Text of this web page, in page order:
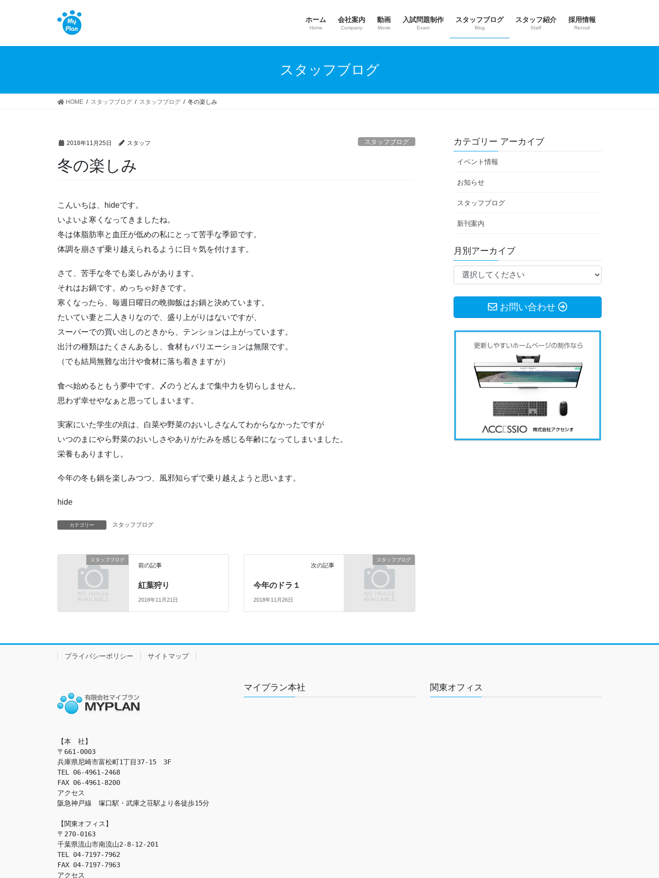
ホーム
Home
会社案内
Company
動画
Movie
入試問題制作
Exam
スタッフブログ
Blog
スタッフ紹介
Staff
採用情報
Recruit
スタッフブログ
HOME スタッフブログ スタッフブログ 冬の楽しみ
2018年11月25日 スタッフ スタッフブログ
冬の楽しみ
こんいちは、hideです。
いよいよ寒くなってきましたね。
冬は体脂肪率と血圧が低めの私にとって苦手な季節です。
体調を崩さず乗り越えられるように日々気を付けます。
さて、苦手な冬でも楽しみがあります。
それはお鍋です。めっちゃ好きです。
寒くなったら、毎週日曜日の晩御飯はお鍋と決めています。
たいてい妻と二人きりなので、盛り上がりはないですが、
スーパーでの買い出しのときから、テンションは上がっています。
出汁の種類はたくさんあるし、食材もバリエーションは無限です。
（でも結局無難な出汁や食材に落ち着きますが）
食べ始めるともう夢中です。〆のうどんまで集中力を切らしません。
思わず幸せやなぁと思ってしまいます。
実家にいた学生の頃は、白菜や野菜のおいしさなんてわからなかったですが
いつのまにやら野菜のおいしさやありがたみを感じる年齢になってしまいました。
栄養もありますし。
今年の冬も鍋を楽しみつつ、風邪知らずで乗り越えようと思います。
hide
カテゴリー スタッフブログ
スタッフブログ
前の記事
紅葉狩り
2018年11月21日
スタッフブログ
次の記事
今年のドラ１
2018年11月26日
カテゴリー アーカイブ
イベント情報
お知らせ
スタッフブログ
新刊案内
月別アーカイブ
お問い合わせ
プライバシーポリシー サイトマップ
【本　社】
〒661-0003
兵庫県尼崎市富松町1丁目37-15　3F
TEL 06-4961-2468
FAX 06-4961-8200
アクセス
阪急神戸線　塚口駅・武庫之荘駅より各徒歩15分
【関東オフィス】
〒270-0163
千葉県流山市南流山2-8-12-201
TEL 04-7197-7962
FAX 04-7197-7963
アクセス
マイプラン本社 関東オフィス